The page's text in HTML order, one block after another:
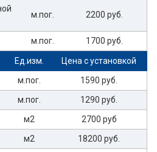
м.пог. 2200 руб.
м.пог. 1700 руб.
Ед.изм.
Цена с установкой
м.пог.
1590 руб.
м.пог.
1290 руб.
м2
2700 руб
м2
18200 руб.